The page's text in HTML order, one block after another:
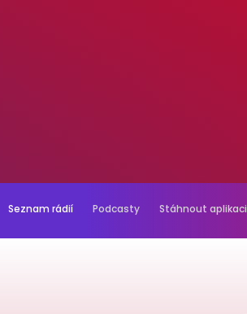
Seznam rádií Podcasty Stáhnout aplikaci